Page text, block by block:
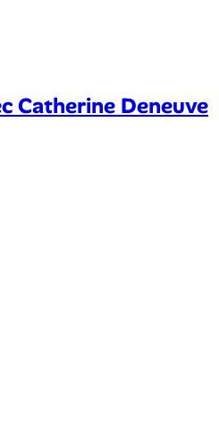
Catherine Deneuve